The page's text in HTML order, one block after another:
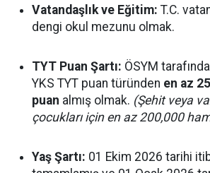
Vatandaşlık ve Eğitim: T.C.
dengi okul mezunu olmak.
TYT Puan Şartı: ÖSYM
YKS TYT puan türünden en az
puan almış olmak. (Şehit veya
çocukları için en az 200,000
Yaş Şartı: 01 Ekim 2026 tarihi